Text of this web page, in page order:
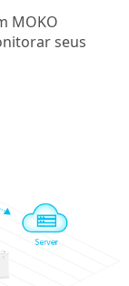
MOKO
seus